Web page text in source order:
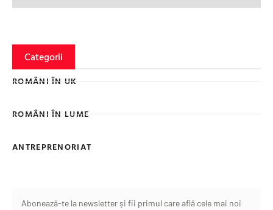
Categorii
ROMÂNI ÎN UK
ROMÂNI ÎN LUME
ANTREPRENORIAT
Abonează-te la newsletter și fii primul care află cele mai noi